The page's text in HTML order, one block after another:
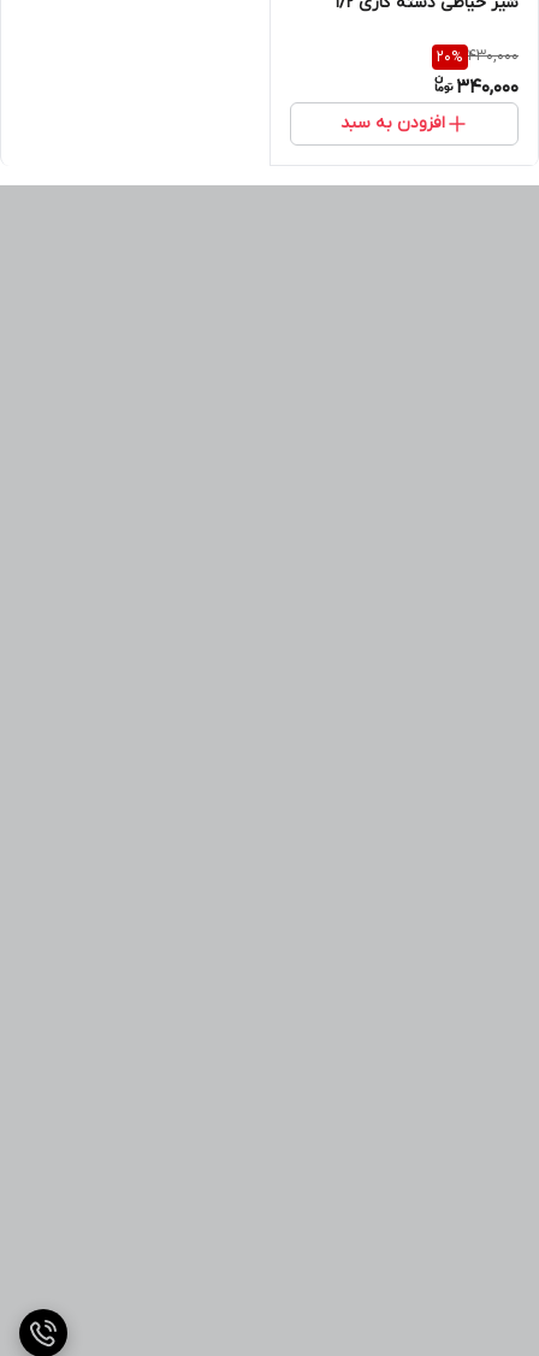
430,000
20%
340,000
افزودن به سبد